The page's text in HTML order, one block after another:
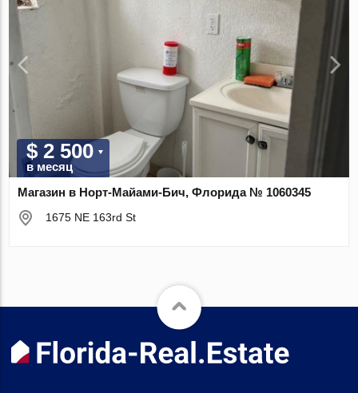
$ 2 500
в месяц
Магазин в Норт-Майами-Бич, Флорида № 1060345
1675 NE 163rd St